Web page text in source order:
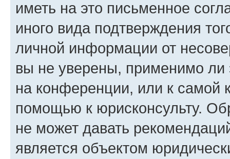
иметь на это письменное
иного вида подтверждения
личной информации от
вы не уверены, применимо ли
на конференции, или к самой
помощью к юрисконсульту.
не может давать
является объектом